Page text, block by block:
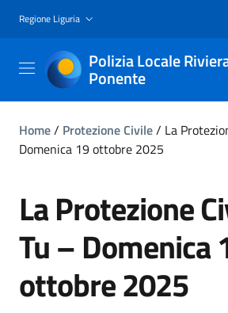
Regione Liguria
Polizia Locale
Ponente
Home/ Protezione Civile/ La
Domenica 19 ottobre 2025
La Protezione
Tu – Domenica
ottobre 2025